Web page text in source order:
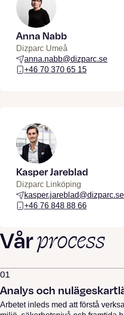
Anna Nabb
Dizparc Umeå
anna.nabb@dizparc.se
+46 70 370 65 15
Kasper Jareblad
Dizparc Linköping
kasper.jareblad@dizparc.se
+46 76 848 88 66
Vårprocess
01
Analys och
Arbetet inleds med att förstå